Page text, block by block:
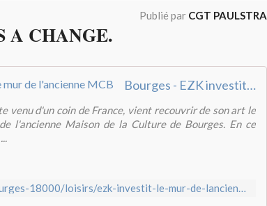
Publié par CGT PAULSTRA
A CHANGE.
Bourges - EZK investit le mur de l'ancienne MCB
venu d'un coin de France, vient recouvrir de son art le
l'ancienne Maison de la Culture de Bourges. En ce
https://www.leberry.fr/bourges-18000/loisirs/ezk-investit-le-mur-de-lancienne-mcb_13618204/